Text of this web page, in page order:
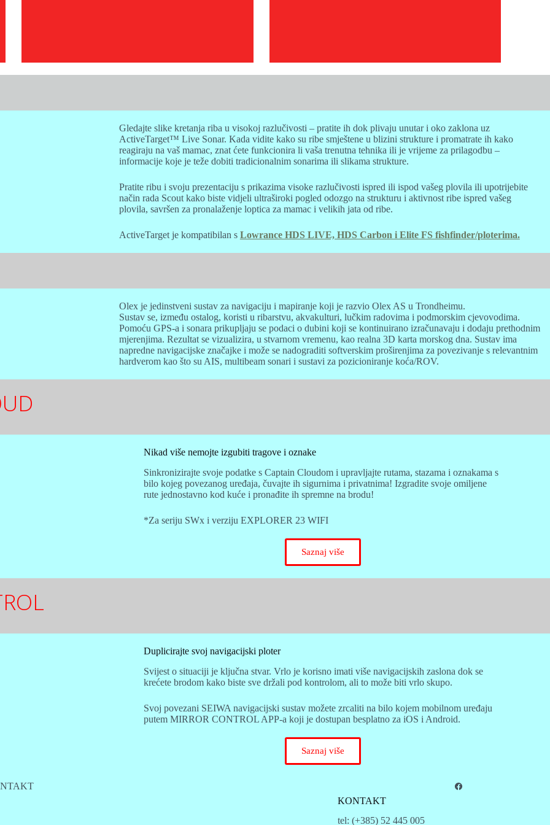
Gledajte slike kretanja riba u visokoj razlučivosti – pratite ih dok plivaju unutar i oko zaklona uz
ActiveTarget™ Live Sonar. Kada vidite kako su ribe smještene u blizini strukture i promatrate ih kako
reagiraju na vaš mamac, znat ćete funkcionira li vaša trenutna tehnika ili je vrijeme za prilagodbu –
informacije koje je teže dobiti tradicionalnim sonarima ili slikama strukture.
Pratite ribu i svoju prezentaciju s prikazima visoke razlučivosti ispred ili ispod vašeg plovila ili upotrijebite
način rada Scout kako biste vidjeli ultraširoki pogled odozgo na strukturu i aktivnost ribe ispred vašeg
plovila, savršen za pronalaženje loptica za mamac i velikih jata od ribe.
ActiveTarget je kompatibilan s Lowrance HDS LIVE, HDS Carbon i Elite FS fishfinder/ploterima.
Olex je jedinstveni sustav za navigaciju i mapiranje koji je razvio Olex AS u Trondheimu.
Sustav se, između ostalog, koristi u ribarstvu, akvakulturi, lučkim radovima i podmorskim cjevovodima.
Pomoću GPS-a i sonara prikupljaju se podaci o dubini koji se kontinuirano izračunavaju i dodaju prethodnim
mjerenjima. Rezultat se vizualizira, u stvarnom vremenu, kao realna 3D karta morskog dna. Sustav ima
napredne navigacijske značajke i može se nadograditi softverskim proširenjima za povezivanje s relevantnim
hardverom kao što su AIS, multibeam sonari i sustavi za pozicioniranje koća/ROV.
Nikad više nemojte izgubiti tragove i oznake
Sinkronizirajte svoje podatke s Captain Cloudom i upravljajte rutama, stazama i oznakama s
bilo kojeg povezanog uređaja, čuvajte ih sigurnima i privatnima! Izgradite svoje omiljene
rute jednostavno kod kuće i pronađite ih spremne na brodu!
*Za seriju SWx i verziju EXPLORER 23 WIFI
Saznaj više
Duplicirajte svoj navigacijski ploter
Svijest o situaciji je ključna stvar. Vrlo je korisno imati više navigacijskih zaslona dok se
krećete brodom kako biste sve držali pod kontrolom, ali to može biti vrlo skupo.
Svoj povezani SEIWA navigacijski sustav možete zrcaliti na bilo kojem mobilnom uređaju
putem MIRROR CONTROL APP-a koji je dostupan besplatno za iOS i Android.
Saznaj više
KONTAKT
tel: (+385) 52 445 005